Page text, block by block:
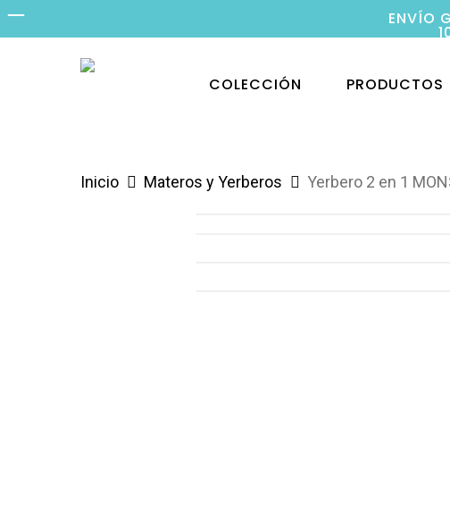
Skip
to
ENVÍO
COLECCIÓN PRODUCTOS
Inicio Materos y Yerberos Yerbero 2 en 1